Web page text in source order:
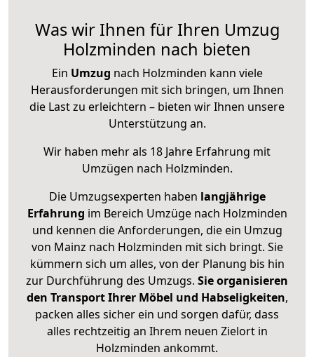
Was wir Ihnen für Ihren Umzug
Holzminden nach bieten
Ein Umzug nach Holzminden kann viele
Herausforderungen mit sich bringen, um Ihnen
die Last zu erleichtern – bieten wir Ihnen unsere
Unterstützung an.
Wir haben mehr als 18 Jahre Erfahrung mit
Umzügen nach Holzminden.
Die Umzugsexperten haben langjährige
Erfahrung im Bereich Umzüge nach Holzminden
und kennen die Anforderungen, die ein Umzug
von Mainz nach Holzminden mit sich bringt. Sie
kümmern sich um alles, von der Planung bis hin
zur Durchführung des Umzugs. Sie organisieren
den Transport Ihrer Möbel und Habseligkeiten,
packen alles sicher ein und sorgen dafür, dass
alles rechtzeitig an Ihrem neuen Zielort in
Holzminden ankommt.